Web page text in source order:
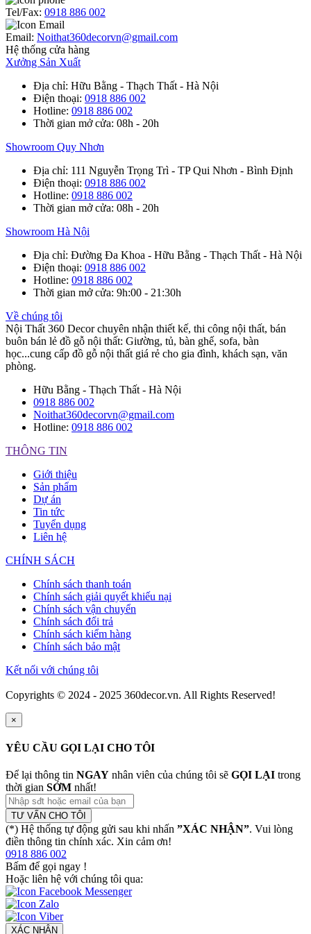
Tel/Fax: 0918 886 002
Email: Noithat360decorvn@gmail.com
Hệ thống cửa hàng
Xưởng Sản Xuất
Địa chỉ: Hữu Bằng - Thạch Thất - Hà Nội
Điện thoại: 0918 886 002
Hotline: 0918 886 002
Thời gian mở cửa: 08h - 20h
Showroom Quy Nhơn
Địa chỉ: 111 Nguyễn Trọng Trì - TP Qui Nhơn - Bình Định
Điện thoại: 0918 886 002
Hotline: 0918 886 002
Thời gian mở cửa: 08h - 20h
Showroom Hà Nội
Địa chỉ: Đường Đa Khoa - Hữu Bằng - Thạch Thất - Hà Nội
Điện thoại: 0918 886 002
Hotline: 0918 886 002
Thời gian mở cửa: 9h:00 - 21:30h
Về chúng tôi
Nội Thất 360 Decor chuyên nhận thiết kế, thi công nội thất, bán
buôn bán lẻ đồ gỗ nội thất: Giường, tủ, bàn ghế, sofa, bàn
học...cung cấp đồ gỗ nội thất giá rẻ cho gia đình, khách sạn, văn
phòng.
Hữu Bằng - Thạch Thất - Hà Nội
0918 886 002
Noithat360decorvn@gmail.com
Hotline: 0918 886 002
THÔNG TIN
Giới thiệu
Sản phẩm
Dự án
Tin tức
Tuyển dụng
Liên hệ
CHÍNH SÁCH
Chính sách thanh toán
Chính sách giải quyết khiếu nại
Chính sách vận chuyển
Chính sách đổi trả
Chính sách kiểm hàng
Chính sách bảo mật
Kết nối với chúng tôi
Copyrights © 2024 - 2025 360decor.vn. All Rights Reserved!
×
YÊU CẦU GỌI LẠI CHO TÔI
Để lại thông tin NGAY nhân viên của chúng tôi sẽ GỌI LẠI trong
thời gian SỚM nhất!
TƯ VẤN CHO TÔI
(*) Hệ thống tự động gửi sau khi nhấn ”XÁC NHẬN”. Vui lòng
điền thông tin chính xác. Xin cảm ơn!
0918 886 002
Bấm để gọi ngay !
Hoặc liên hệ với chúng tôi qua:
XÁC NHẬN